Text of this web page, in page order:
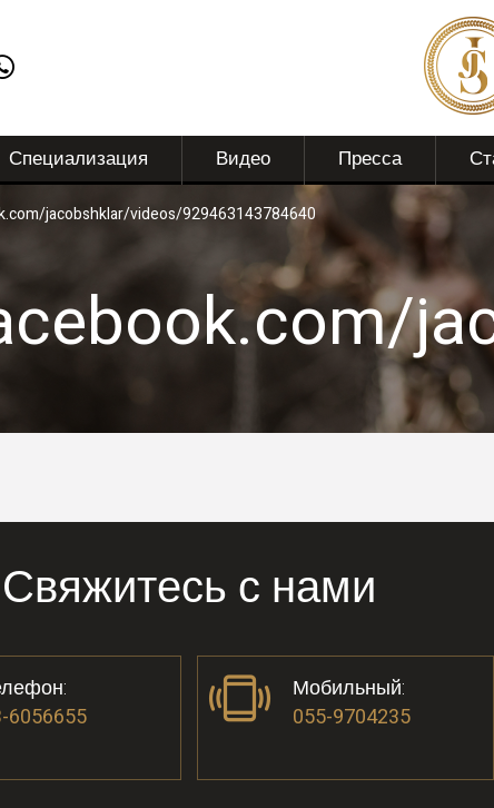
Специализация Видео Пресса
jacobshklar/videos/929463143784640
Свяжитесь с нами
6056655
Мобильный:
055-9704235